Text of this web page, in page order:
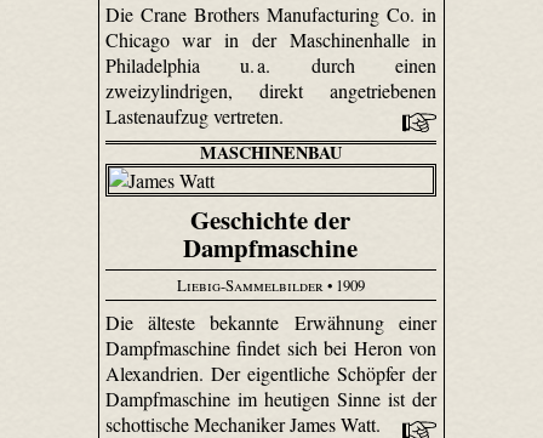
Die Crane Brothers Manu­factu­ring Co. in
Chicago war in der Maschinenhalle in
Philadelphia u. a. durch einen
zweizylindrigen, direkt angetriebenen
Lastenaufzug vertreten.
MASCHINENBAU
Geschichte der
Dampfmaschine
Liebig-Sammelbilder• 1909
Die älteste bekannte Erwähnung einer
Dampfmaschine findet sich bei Heron von
Alexandrien. Der eigentliche Schöpfer der
Dampfmaschine im heutigen Sinne ist der
schottische Mechaniker James Watt.